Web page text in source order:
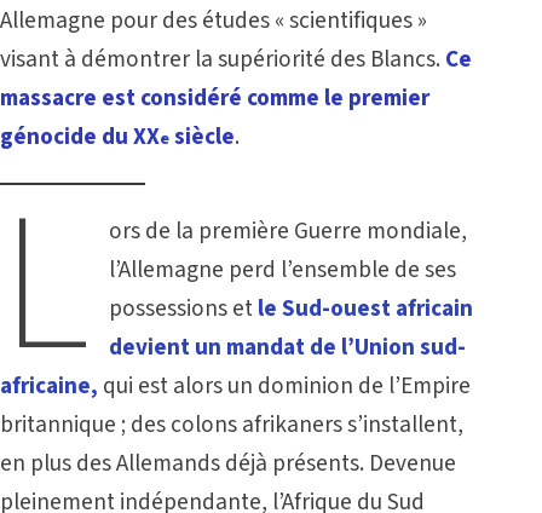
Allemagne pour des études « scientifiques »
visant à démontrer la supériorité des Blancs. Ce
massacre est considéré comme le premier
génocide du XXesiècle.
L
ors de la première Guerre mondiale,
l’Allemagne perd l’ensemble de ses
possessions etle Sud-ouest africain
devient un mandat de l’Union sud-
africaine, qui est alors un dominion de l’Empire
britannique ; des colons afrikaners s’installent,
en plus des Allemands déjà présents. Devenue
pleinement indépendante, l’Afrique du Sud